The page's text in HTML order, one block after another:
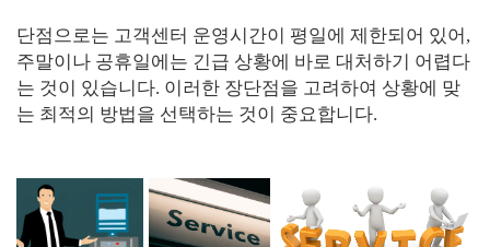
단점으로는 고객센터 운영시간이 평일에 제한되어 있어,
주말이나 공휴일에는 긴급 상황에 바로 대처하기 어렵다
는 것이 있습니다. 이러한 장단점을 고려하여 상황에 맞
는 최적의 방법을 선택하는 것이 중요합니다.